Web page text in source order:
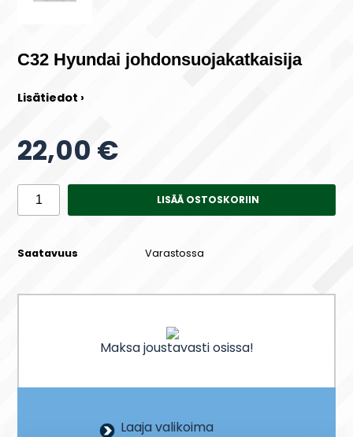
C32 Hyundai johdonsuojakatkaisija
Lisätiedot ›
22,00 €
LISÄÄ OSTOSKORIIN
Saatavuus Varastossa
Maksa joustavasti osissa!
Laaja valikoima